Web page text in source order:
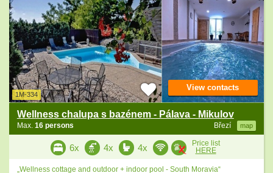
1M-334
Wellness chalupa s bazénem - Pálava - Mikulov
Březí map
Max. 16 persons
View contacts
6x 4x 4x
Price list
HERE
„Wellness cottage and outdoor + indoor pool - South Moravia“